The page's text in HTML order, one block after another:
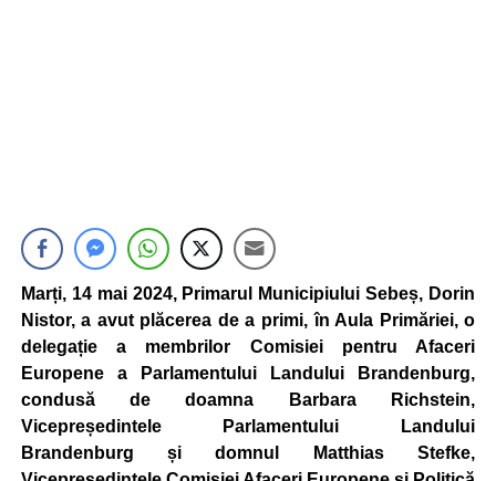
Marți, 14 mai 2024, Primarul Municipiului Sebeș, Dorin
Nistor, a avut plăcerea de a primi, în Aula Primăriei, o
delegație a membrilor Comisiei pentru Afaceri
Europene a Parlamentului Landului Brandenburg,
condusă de doamna Barbara Richstein,
Vicepreședintele Parlamentului Landului
Brandenburg și domnul Matthias Stefke,